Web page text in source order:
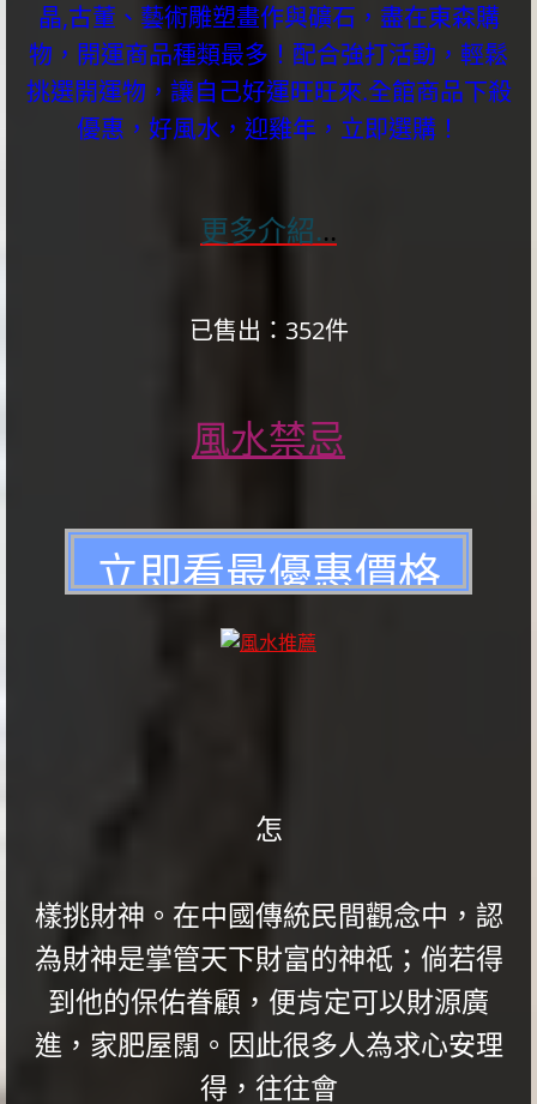
晶,古董、藝術雕塑畫作與礦石，盡在東森購
物，開運商品種類最多！配合強打活動，輕鬆
挑選開運物，讓自己好運旺旺來.全館商品下殺
優惠，好風水，迎雞年，立即選購！
更多介紹...
已售出：352件
風水禁忌
怎
樣挑財神。在中國傳統民間觀念中，認
為財神是掌管天下財富的神祗；倘若得
到他的保佑眷顧，便肯定可以財源廣
進，家肥屋闊。因此很多人為求心安理
得，往往會